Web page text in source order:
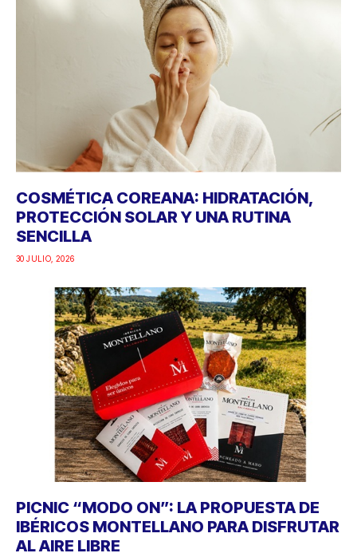
COSMÉTICA COREANA: HIDRATACIÓN,
PROTECCIÓN SOLAR Y UNA RUTINA
SENCILLA
30 JULIO, 2026
PICNIC “MODO ON”: LA PROPUESTA DE
IBÉRICOS MONTELLANO PARA DISFRUTAR
AL AIRE LIBRE